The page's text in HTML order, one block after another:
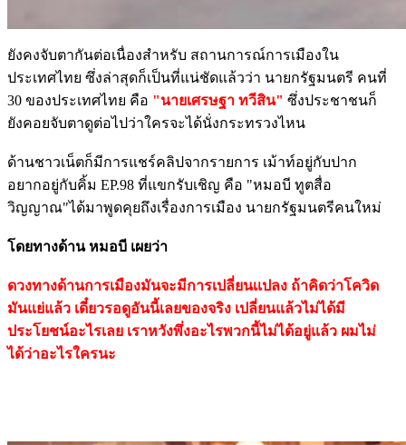
ยังคงจับตากันต่อเนื่องสำหรับ สถานการณ์การเมืองใน
ประเทศไทย ซึ่งล่าสุดก็เป็นที่แน่ชัดแล้วว่า นายกรัฐมนตรี คนที่
30 ของประเทศไทย คือ "นายเศรษฐา ทวีสิน" ซึ่งประชาชนก็
ยังคอยจับตาดูต่อไปว่าใครจะได้นั่งกระทรวงไหน
ด้านชาวเน็ตก็มีการแชร์คลิปจากรายการ เม้าท์อยู่กับปาก
อยากอยู่กับคิ้ม EP.98 ที่แขกรับเชิญ คือ "หมอบี ทูตสื่อ
วิญญาณ"ได้มาพูดคุยถึงเรื่องการเมือง นายกรัฐมนตรีคนใหม่
โดยทางด้าน หมอบี เผยว่า
ดวงทางด้านการเมืองมันจะมีการเปลี่ยนเเปลง ถ้าคิดว่าโควิด
มันแย่แล้ว เดี๋ยวรอดูอันนี้เลยของจริง เปลี่ยนแล้วไม่ได้มี
ประโยชน์อะไรเลย เราหวังพึ่งอะไรพวกนี้ไม่ได้อยู่แล้ว ผมไม่
ได้ว่าอะไรใครนะ